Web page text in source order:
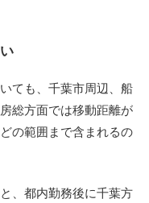
ても、千葉市周辺、船
総方面では移動距離が
の範囲まで含まれるの
、都内勤務後に千葉方